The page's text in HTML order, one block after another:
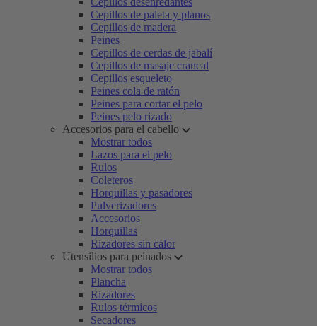
Cepillos de paleta y planos
Cepillos de madera
Peines
Cepillos de cerdas de jabalí
Cepillos de masaje craneal
Cepillos esqueleto
Peines cola de ratón
Peines para cortar el pelo
Peines pelo rizado
Accesorios para el cabello
Mostrar todos
Lazos para el pelo
Rulos
Coleteros
Horquillas y pasadores
Pulverizadores
Accesorios
Horquillas
Rizadores sin calor
Utensilios para peinados
Mostrar todos
Plancha
Rizadores
Rulos térmicos
Secadores